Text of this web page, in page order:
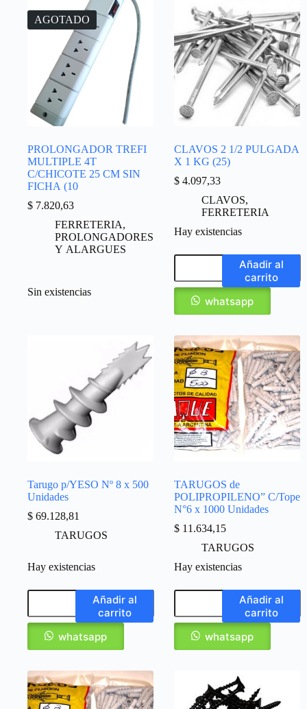
AGOTADO
PROLONGADOR TREFI
MULTIPLE 4T
C/CHICOTE 25 CM SIN
FICHA (10
$ 7.820,63
FERRETERIA,
PROLONGADORES
Y ALARGUES
Sin existencias
CLAVOS 2 1/2 PULGADA
X 1 KG (25)
$ 4.097,33
CLAVOS,
FERRETERIA
Hay existencias
Añadir al
carrito
whatsapp
Tarugo p/YESO Nº 8 x 500
Unidades
$ 69.128,81
TARUGOS
Hay existencias
Añadir al
carrito
whatsapp
TARUGOS de
POLIPROPILENO” C/Tope
N°6 x 1000 Unidades
$ 11.634,15
TARUGOS
Hay existencias
Añadir al
carrito
whatsapp